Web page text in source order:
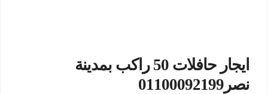
ايجار حافلات 50 راكب بمدينة
نصر01100092199